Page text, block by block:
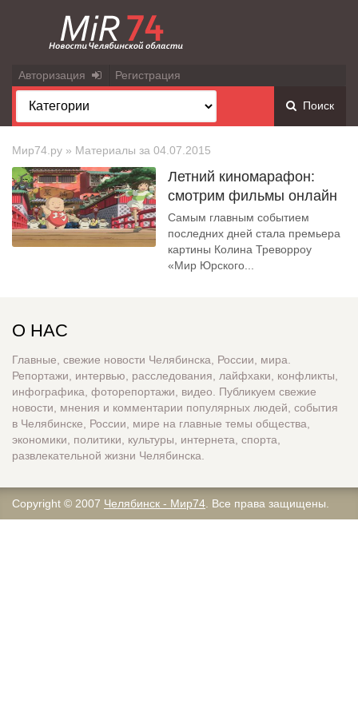
Авторизация Регистрация
Поиск
Мир74.ру » Материалы за 04.07.2015
Летний киномарафон:
смотрим фильмы онлайн
Самым главным событием
последних дней стала премьера
картины Колина Треворроу
«Мир Юрского...
О НАС
Главные, свежие новости Челябинска, России, мира.
Репортажи, интервью, расследования, лайфхаки, конфликты,
инфографика, фоторепортажи, видео. Публикуем свежие
новости, мнения и комментарии популярных людей, события
в Челябинске, России, мире на главные темы общества,
экономики, политики, культуры, интернета, спорта,
развлекательной жизни Челябинска.
Copyright © 2007 Челябинск - Мир74 . Все права защищены.